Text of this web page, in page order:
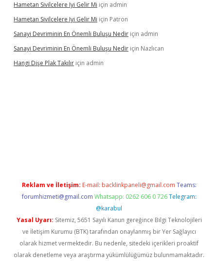
Hametan Sivilcelere Iyi Gelir Mi için admin
Hametan Sivilcelere Iyi Gelir Mi için Patron
Sanayi Devriminin En Önemli Buluşu Nedir için admin
Sanayi Devriminin En Önemli Buluşu Nedir için Nazlıcan
Hangi Dişe Plak Takılır için admin
Reklam ve İletişim: E-mail: backlinkpaneli@gmail.com Teams:
forumhizmeti@gmail.com Whatsapp: 0262 606 0 726 Telegram:
@karabul
Yasal Uyarı: Sitemiz, 5651 Sayılı Kanun gereğince Bilgi Teknolojileri
ve İletişim Kurumu (BTK) tarafından onaylanmış bir Yer Sağlayıcı
olarak hizmet vermektedir. Bu nedenle, sitedeki içerikleri proaktif
olarak denetleme veya araştırma yükümlülüğümüz bulunmamaktadır.